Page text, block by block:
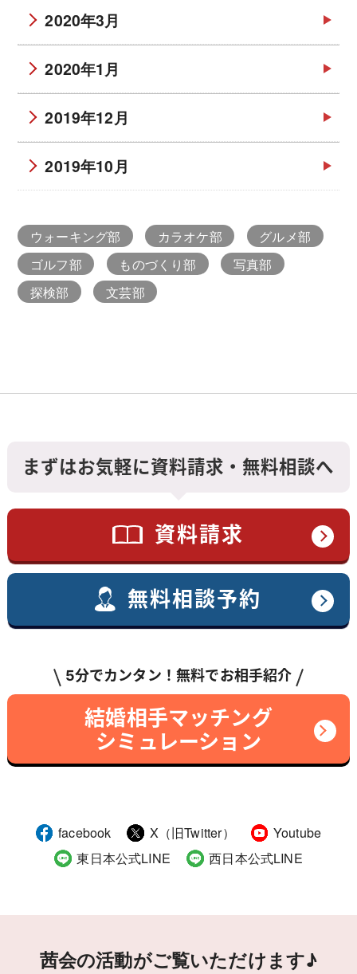
2020年3月
2020年1月
2019年12月
2019年10月
ウォーキング部 カラオケ部
グルメ部
ゴルフ部
ものづくり部
写真部
探検部
文芸部
まずはお気軽に資料請求・無料相談へ
資料請求
無料相談予約
5分でカンタン！無料でお相手紹介
結婚相手マッチング
シミュレーション
facebook X（旧Twitter）
Youtube
東日本公式LINE
西日本公式LINE
茜会の活動がご覧いただけます♪